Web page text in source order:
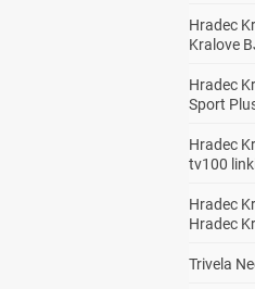
Hradec
Kralove
Hradec
Sport
Hradec
tv100
Hradec
Hradec
Trivela